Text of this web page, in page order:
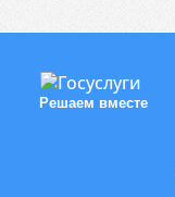
Решаем вместе